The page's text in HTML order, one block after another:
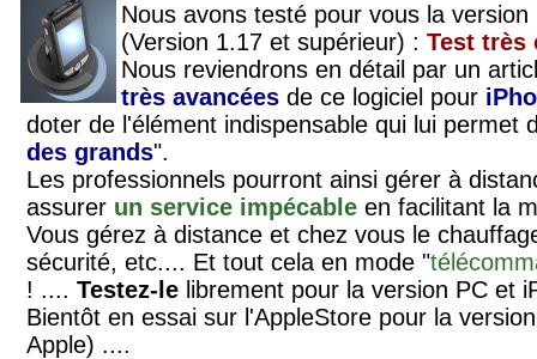
Nous avons testé pour vous la version
(Version 1.17 et supérieur) : Test
Nous reviendrons en détail par un
très avancées de ce logiciel pour
doter de l'élément indispensable qui lui permet
des grands".
Les professionnels pourront ainsi gérer à
assurer un service impécable en facilitant la
Vous gérez à distance et chez vous le
sécurité, etc.... Et tout cela en mode "
! .... Testez-le librement pour la version PC et
Bientôt en essai sur l'AppleStore pour la
Apple) ....